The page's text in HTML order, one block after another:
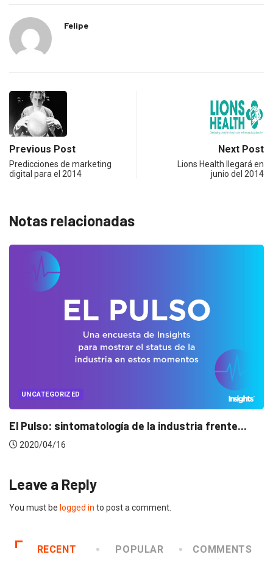
Felipe
Previous Post
Predicciones de marketing
digital para el 2014
Next Post
Lions Health llegará en
junio del 2014
Notas relacionadas
frente... Conectados en época de pausa
Leave a Reply
You must be logged in to post a comment.
RECENT POPULAR COMMENTS